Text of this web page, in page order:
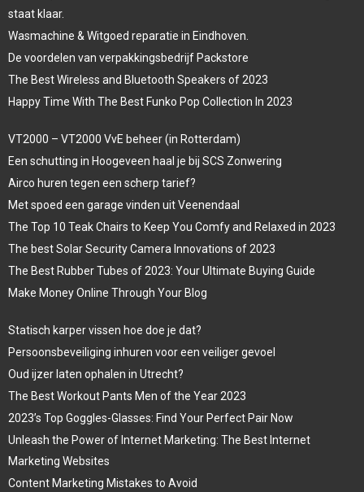
staat klaar.
Wasmachine & Witgoed reparatie in Eindhoven.
De voordelen van verpakkingsbedrijf Packstore
The Best Wireless and Bluetooth Speakers of 2023
Happy Time With The Best Funko Pop Collection In 2023
VT2000 – VT2000 VvE beheer (in Rotterdam)
Een schutting in Hoogeveen haal je bij SCS Zonwering
Airco huren tegen een scherp tarief?
Met spoed een garage vinden uit Veenendaal
The Top 10 Teak Chairs to Keep You Comfy and Relaxed in 2023
The best Solar Security Camera Innovations of 2023
The Best Rubber Tubes of 2023: Your Ultimate Buying Guide
Make Money Online Through Your Blog
Statisch karper vissen hoe doe je dat?
Persoonsbeveiliging inhuren voor een veiliger gevoel
Oud ijzer laten ophalen in Utrecht?
The Best Workout Pants Men of the Year 2023
2023’s Top Goggles-Glasses: Find Your Perfect Pair Now
Unleash the Power of Internet Marketing: The Best Internet
Marketing Websites
Content Marketing Mistakes to Avoid